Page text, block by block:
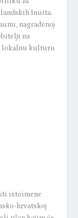
Inuita.
nagrađenoj
na
lokalnu kulturu
istoimene
hrvatskoj